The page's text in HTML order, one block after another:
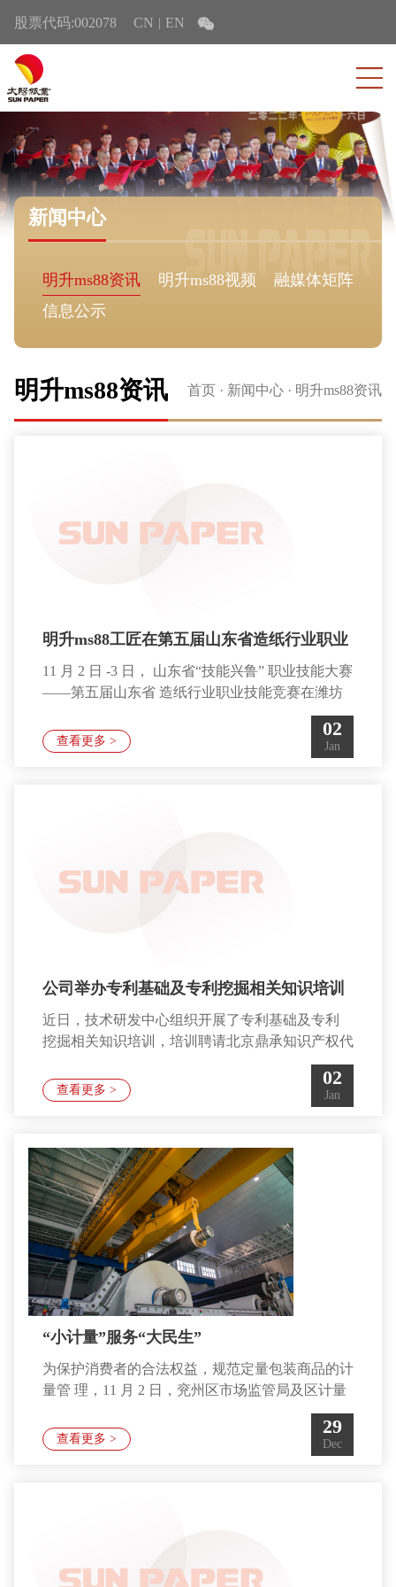
股票代码:002078 CN EN
新闻中心
明升ms88资讯 明升ms88视频
融媒体矩阵
信息公示
首页 · 新闻中心 · 明升ms88资讯
明升ms88资讯
明升ms88工匠在第五届山东省造纸行业职业
技能竞赛中再创佳绩
11 月 2 日 -3 日， 山东省“技能兴鲁” 职业技能大赛
——第五届山东省 造纸行业职业技能竞赛在潍坊
成功举办。明升ms88工匠秀出 精
湛的技术功底，赛出高超的竞技水平，公司选手刘
衍 仕、张金亮分别斩获比赛第一、第二名，荣获
查看更多 >
02
Jan
公司举办专利基础及专利挖掘相关知识培训
近日，技术研发中心组织开展了专利基础及专利
挖掘相关知识培训，培训聘请北京鼎承知识产权代
理有限公司的专业代理人周娟老师进行讲解，各车
间工艺、设备电仪等相关人员参与此次培训。培训
采用山东本部线下，广西北海和南宁基地以线上同
行了培训。主要内容 是专利基础知识、专利文献
的检索、企业专利战略、增强知识产权意识等。通
过此次与北京代理专家的沟通和学习，激 发了大
家的
查看更多 >
02
Jan
“小计量”服务“大民生”
为保护消费者的合法权益，规范定量包装商品的计
量管 理，11 月 2 日，兖州区市场监管局及区计量
所对公司进行定 量包装商品监督抽检。 抽检团一
行深入到幸福阳光生活用纸车间现场，查看物 料
生产、包装、验收等情况。本次专项监督抽样严格
查看更多 >
29
Dec